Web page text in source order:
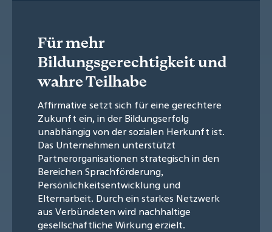
Für mehr
Bildungsgerechtigkeit und
wahre Teilhabe
Affirmative setzt sich für eine gerechtere
Zukunft ein, in der Bildungserfolg
unabhängig von der sozialen Herkunft ist.
Das Unternehmen unterstützt
Partnerorganisationen strategisch in den
Bereichen Sprachförderung,
Persönlichkeitsentwicklung und
Elternarbeit. Durch ein starkes Netzwerk
aus Verbündeten wird nachhaltige
gesellschaftliche Wirkung erzielt.